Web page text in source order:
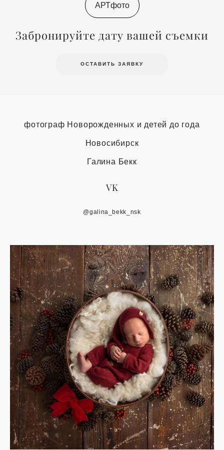
АРТфото
Забронируйте дату вашей съемки
ОСТАВИТЬ ЗАЯВКУ
фотограф Новорожденных и детей до года
Новосибирск
Галина Бекк
VK
@galina_bekk_nsk